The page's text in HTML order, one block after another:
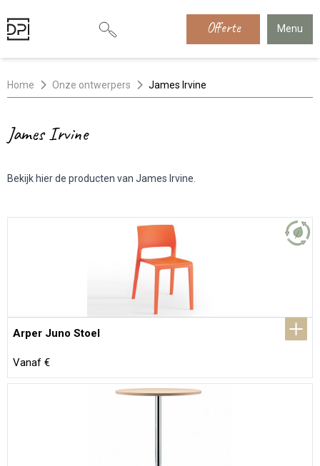
Offerte Menu
Home Onze ontwerpers James Irvine
James Irvine
Bekijk hier de producten van James Irvine.
Arper Juno Stoel
Vanaf €